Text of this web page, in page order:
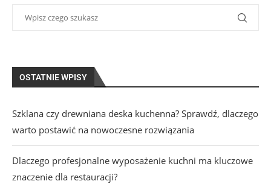
OSTATNIE WPISY
Szklana czy drewniana deska kuchenna? Sprawdź, dlaczego
warto postawić na nowoczesne rozwiązania
Dlaczego profesjonalne wyposażenie kuchni ma kluczowe
znaczenie dla restauracji?